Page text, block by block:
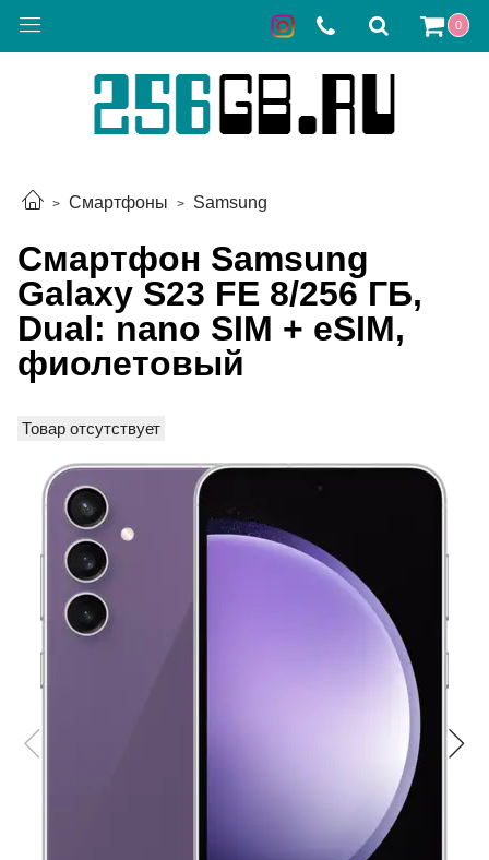
0
Смартфоны Samsung
Смартфон Samsung
Galaxy S23 FE 8/256 ГБ,
Dual: nano SIM + eSIM,
фиолетовый
Товар отсутствует